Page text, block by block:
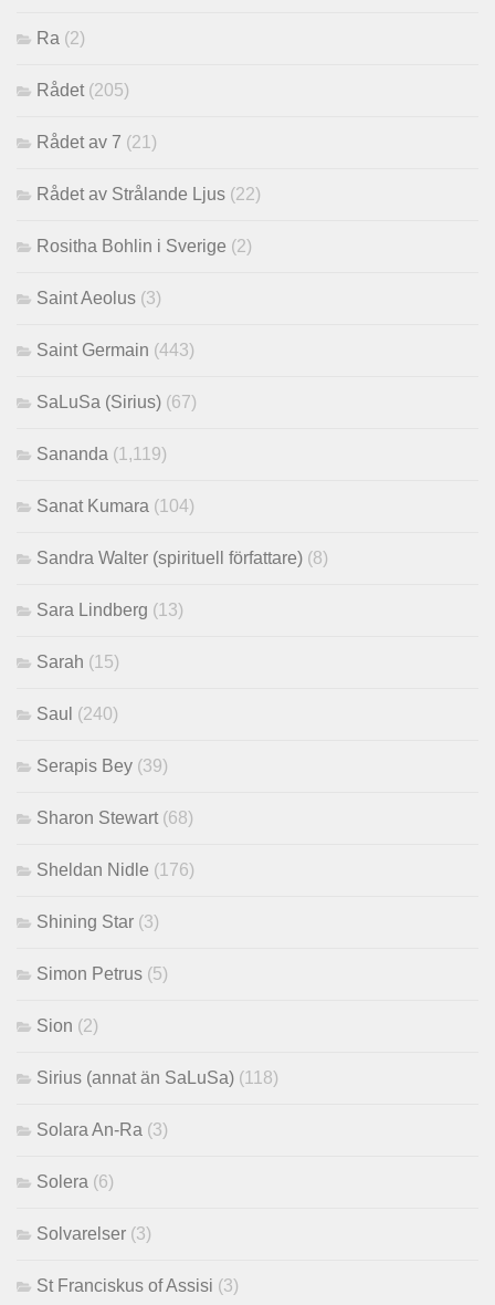
Ra (2)
Rådet(205)
Rådet av 7 (21)
Rådet av Strålande Ljus (22)
Rositha Bohlin i Sverige (2)
Saint Aeolus (3)
Saint Germain (443)
SaLuSa (Sirius) (67)
Sananda (1,119)
Sanat Kumara (104)
Sandra Walter (spirituell författare) (8)
Sara Lindberg (13)
Sarah (15)
Saul (240)
Serapis Bey (39)
Sharon Stewart(68)
Sheldan Nidle (176)
Shining Star (3)
Simon Petrus (5)
Sion (2)
Sirius (annat än SaLuSa) (118)
Solara An-Ra (3)
Solera (6)
Solvarelser (3)
St Franciskus of Assisi (3)